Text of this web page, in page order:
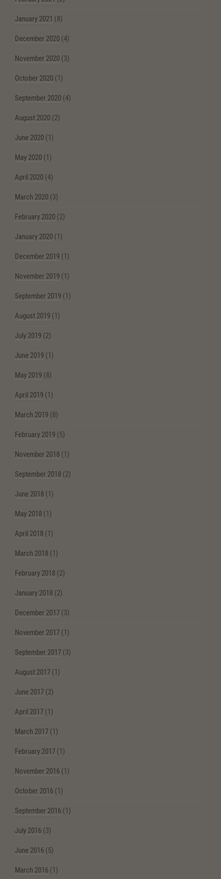
January 2021 (8)
December 2020 (4)
November 2020 (3)
October 2020 (1)
September 2020 (4)
August 2020 (2)
June 2020 (1)
May 2020 (1)
April 2020 (4)
March 2020 (3)
February 2020 (2)
January 2020 (1)
December 2019 (1)
November 2019 (1)
September 2019 (1)
August 2019 (1)
July 2019 (2)
June 2019 (1)
May 2019 (8)
April 2019 (1)
March 2019 (8)
February 2019 (5)
November 2018 (1)
September 2018 (2)
June 2018 (1)
May 2018 (1)
April 2018 (1)
March 2018 (1)
February 2018 (2)
January 2018 (2)
December 2017 (3)
November 2017 (1)
September 2017 (3)
August 2017 (1)
June 2017 (2)
April 2017 (1)
March 2017 (1)
February 2017 (1)
November 2016 (1)
October 2016 (1)
September 2016 (1)
July 2016 (3)
June 2016 (5)
March 2016 (1)